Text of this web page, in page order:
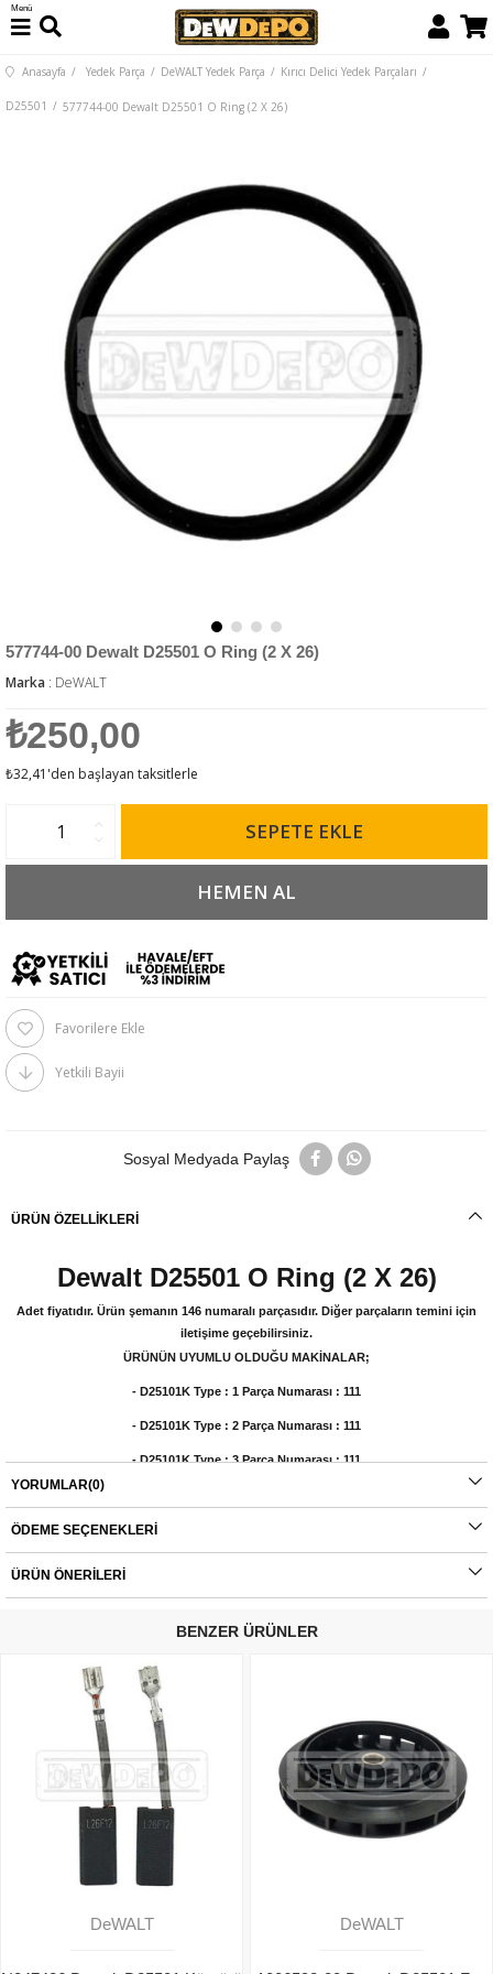
Menü
Anasayfa Yedek Parça DeWALT Yedek Parça Kırıcı Delici Yedek Parçaları
D25501 577744-00 Dewalt D25501 O Ring (2 X 26)
577744-00 Dewalt D25501 O Ring (2 X 26)
Marka : DeWALT
₺250,00
₺32,41 'den başlayan taksitlerle
Favorilere Ekle
Yetkili Bayii
Sosyal Medyada Paylaş
ÜRÜN ÖZELLIKLERI
Dewalt D25501 O Ring (2 X 26)
Adet fiyatıdır. Ürün şemanın 146 numaralı parçasıdır. Diğer parçaların temini için
iletişime geçebilirsiniz.
ÜRÜNÜN UYUMLU OLDUĞU MAKİNALAR;
- D25101K Type : 1 Parça Numarası : 111
- D25101K Type : 2 Parça Numarası : 111
- D25101K Type : 3 Parça Numarası : 111
- D25102K Type : 1 Parça Numarası : 111
- D25102K Type : 3 Parça Numarası : 111
- D25102K Type : 4 Parça Numarası : 111
- D25103K Type : 1 Parça Numarası : 111
- D25103K Type : 2 Parça Numarası : 111
- D25103K Type : 3 Parça Numarası : 111
- D25103K Type : 5 Parça Numarası : 111
- D25103K Type : 4 Parça Numarası : 111
- D25104K Type : 1 Parça Numarası : 111
YORUMLAR(0)
ÖDEME SEÇENEKLERI
ÜRÜN ÖNERILERI
BENZER ÜRÜNLER
DeWALT DeWALT